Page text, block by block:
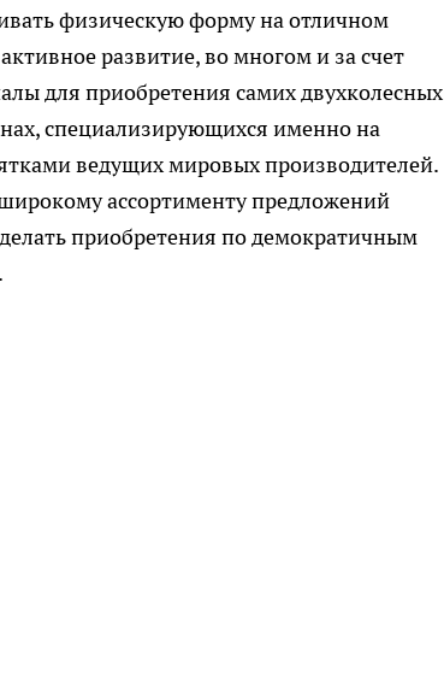
физическую форму на отличном
развитие, во многом и за счет
для приобретения самих двухколесных
специализирующихся именно на
ведущих мировых производителей.
ассортименту предложений
приобретения по демократичным